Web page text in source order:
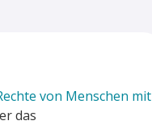
von Menschen mit
das